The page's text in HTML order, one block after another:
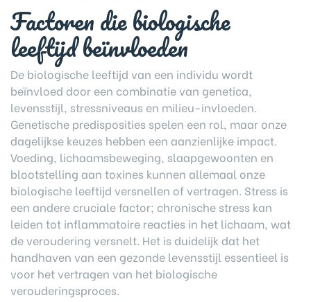
Factoren die biologische
leeftijd beïnvloeden
De biologische leeftijd van een individu wordt
beïnvloed door een combinatie van genetica,
levensstijl, stressniveaus en milieu-invloeden.
Genetische predisposities spelen een rol, maar onze
dagelijkse keuzes hebben een aanzienlijke impact.
Voeding, lichaamsbeweging, slaapgewoonten en
blootstelling aan toxines kunnen allemaal onze
biologische leeftijd versnellen of vertragen. Stress is
een andere cruciale factor; chronische stress kan
leiden tot inflammatoire reacties in het lichaam, wat
de veroudering versnelt. Het is duidelijk dat het
handhaven van een gezonde levensstijl essentieel is
voor het vertragen van het biologische
verouderingsproces.